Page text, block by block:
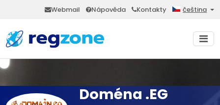
Webmail Nápověda Kontakty čeština
Doména .EG